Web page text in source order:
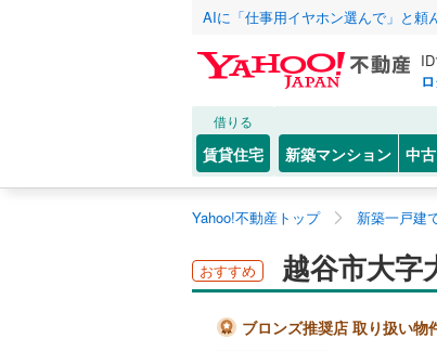
AIに「仕事用イヤホン選んで」と頼
借りる
賃貸住宅 新築マンション 中
Yahoo!不動産トップ 新築一戸建
おすすめ 越谷市大字
ブロンズ推奨店 取り扱い物